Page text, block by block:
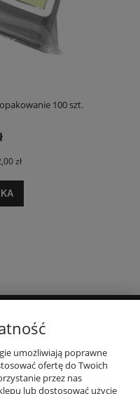
100 szt.
zł
umożliwiają poprawne
ofertę do Twoich
przez nas
lub dostosować użycie